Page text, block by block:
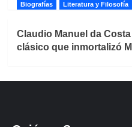
Biografías Literatura y Filosofía
Claudio Manuel da
clásico que inmortalizó